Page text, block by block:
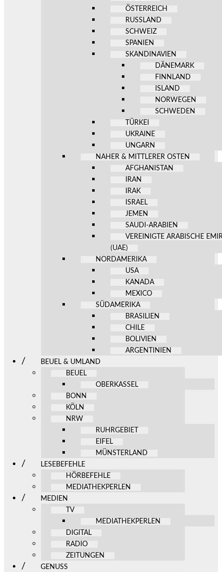
ÖSTERREICH
RUSSLAND
SCHWEIZ
SPANIEN
SKANDINAVIEN
DÄNEMARK
FINNLAND
ISLAND
NORWEGEN
SCHWEDEN
TÜRKEI
UKRAINE
UNGARN
NAHER & MITTLERER OSTEN
AFGHANISTAN
IRAN
IRAK
ISRAEL
JEMEN
SAUDI-ARABIEN
VEREINIGTE ARABISCHE
(UAE)
NORDAMERIKA
USA
KANADA
MEXICO
SÜDAMERIKA
BRASILIEN
CHILE
BOLIVIEN
ARGENTINIEN
BEUEL & UMLAND
BEUEL
OBERKASSEL
BONN
KÖLN
NRW
RUHRGEBIET
EIFEL
MÜNSTERLAND
LESEBEFEHLE
HÖRBEFEHLE
MEDIATHEKPERLEN
MEDIEN
TV
MEDIATHEKPERLEN
DIGITAL
RADIO
ZEITUNGEN
GENUSS